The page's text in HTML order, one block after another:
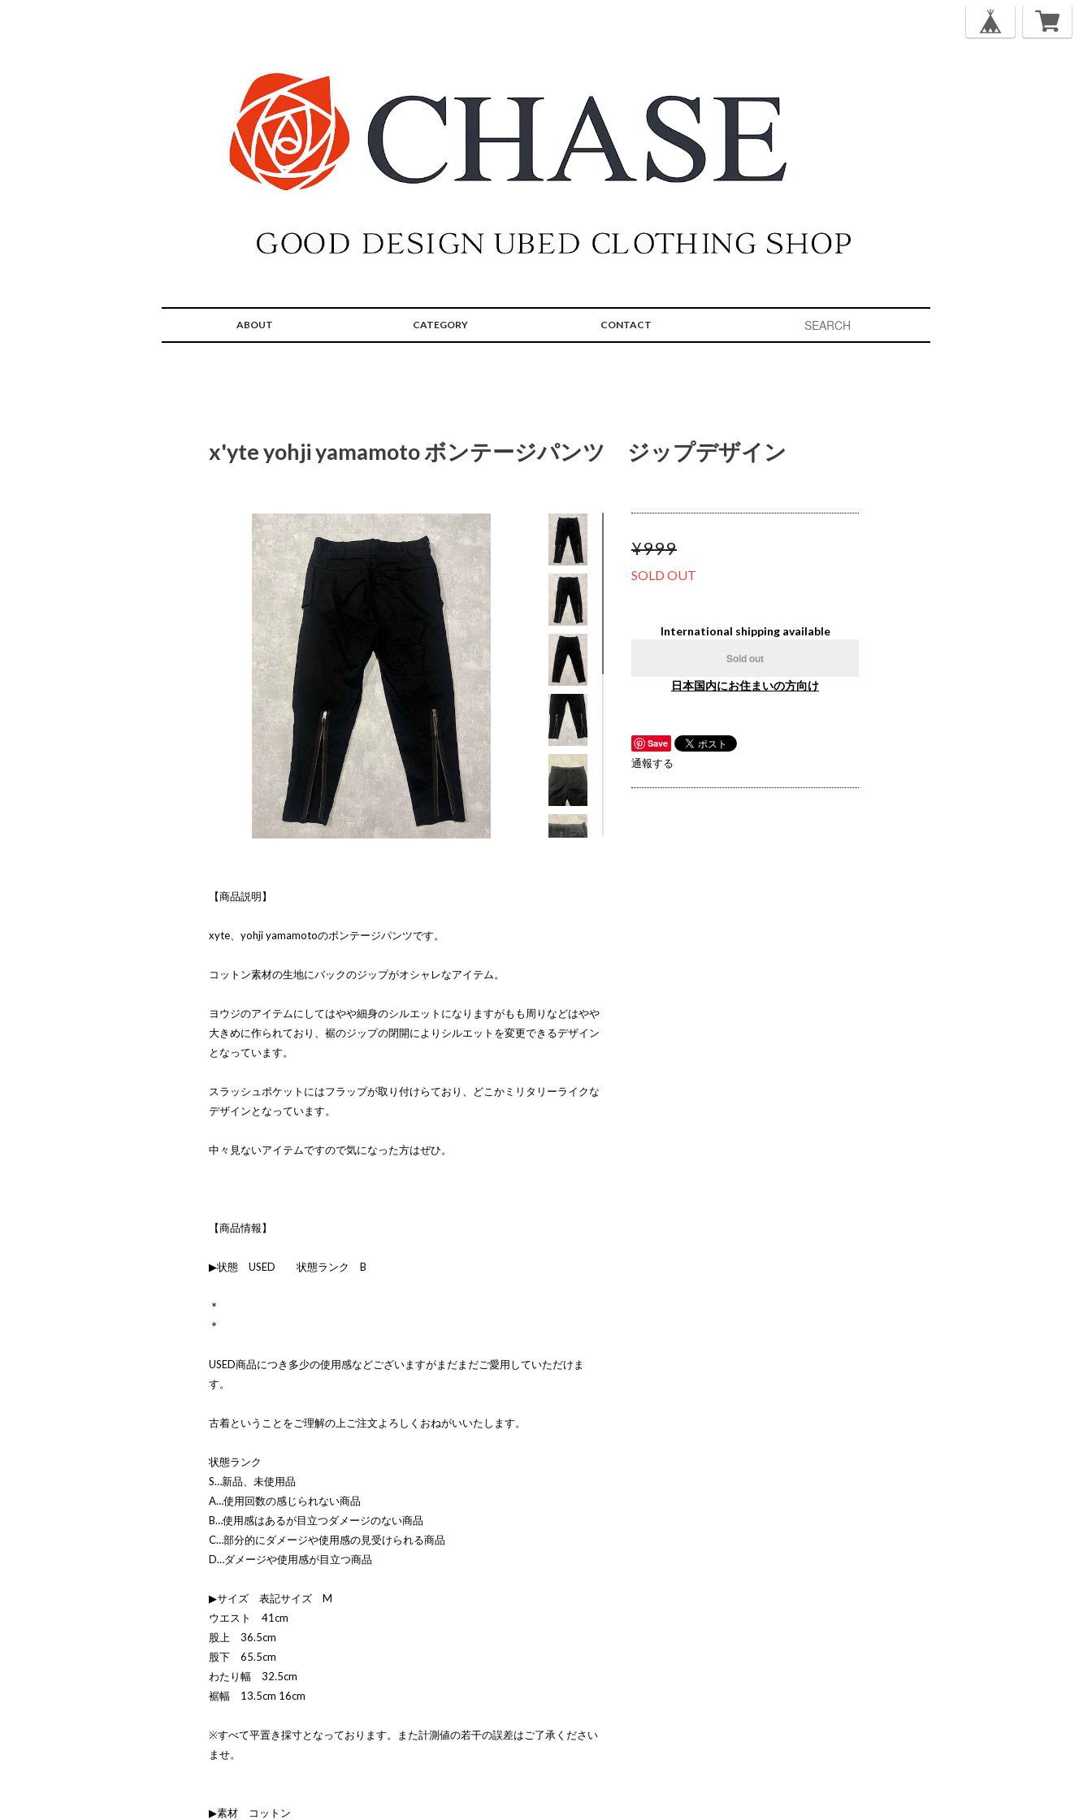
ABOUT CATEGORY CONTACT
x'yte yohji yamamoto ボンテージパンツ ジップデザイン
【商品説明】
xyte、yohji yamamotoのボンテージパンツです。
コットン素材の生地にバックのジップがオシャレなアイテム。
ヨウジのアイテムにしてはやや細身のシルエットになりますがもも周りなどはやや
大きめに作られており、裾のジップの閉開によりシルエットを変更できるデザイン
となっています。
スラッシュポケットにはフラップが取り付けらており、どこかミリタリーライクな
デザインとなっています。
中々見ないアイテムですので気になった方はぜひ。
【商品情報】
▶状態 USED 状態ランク B
＊
＊
USED商品につき多少の使用感などございますがまだまだご愛用していただけま
す。
古着ということをご理解の上ご注文よろしくおねがいいたします。
状態ランク
S…新品、未使用品
A…使用回数の感じられない商品
B…使用感はあるが目立つダメージのない商品
C…部分的にダメージや使用感の見受けられる商品
D…ダメージや使用感が目立つ商品
▶サイズ 表記サイズ M
ウエスト 41cm
股上 36.5cm
股下 65.5cm
わたり幅 32.5cm
裾幅 13.5cm 16cm
※すべて平置き採寸となっております。また計測値の若干の誤差はご了承ください
ませ。
▶素材 コットン
¥999
SOLD OUT
International shipping available
Sold out
日本国内にお住まいの方向け
Save
通報する